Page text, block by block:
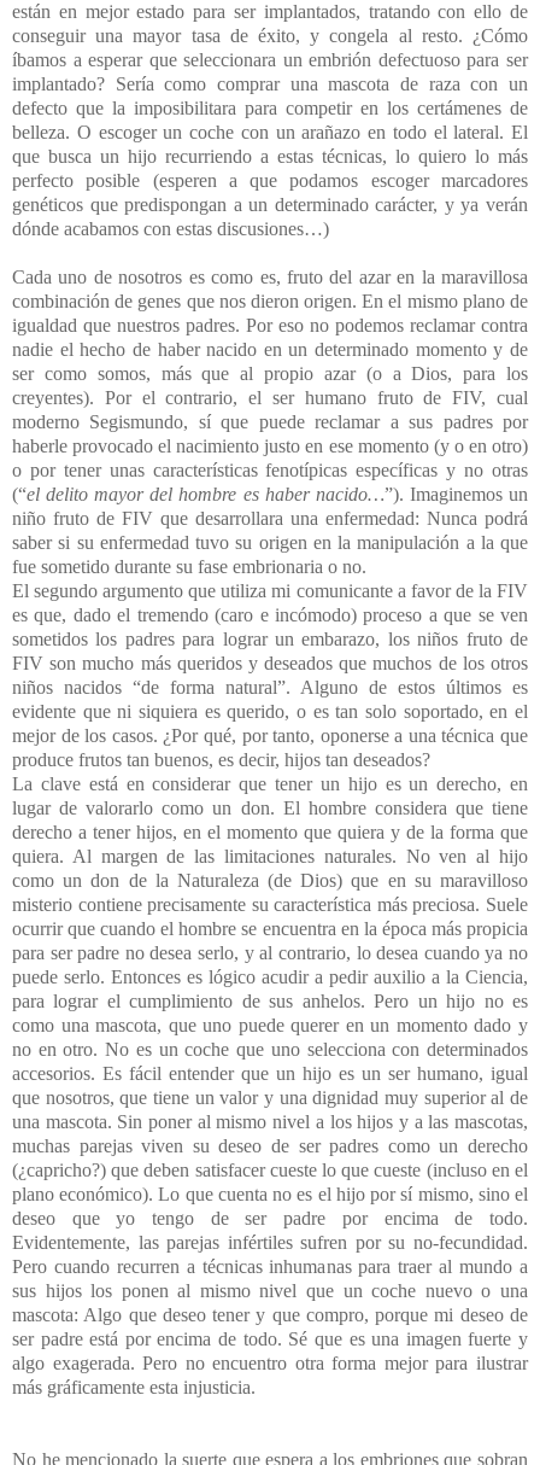
están en mejor estado para ser implantados, tratando con ello de
conseguir una mayor tasa de éxito, y congela al resto. ¿Cómo
íbamos a esperar que seleccionara un embrión defectuoso para ser
implantado? Sería como comprar una mascota de raza con un
defecto que la imposibilitara para competir en los certámenes de
belleza. O escoger un coche con un arañazo en todo el lateral. El
que busca un hijo recurriendo a estas técnicas, lo quiero lo más
perfecto posible (esperen a que podamos escoger marcadores
genéticos que predispongan a un determinado carácter, y ya verán
dónde acabamos con estas discusiones…)
Cada uno de nosotros es como es, fruto del azar en la maravillosa
combinación de genes que nos dieron origen. En el mismo plano de
igualdad que nuestros padres. Por eso no podemos reclamar contra
nadie el hecho de haber nacido en un determinado momento y de
ser como somos, más que al propio azar (o a Dios, para los
creyentes). Por el contrario, el ser humano fruto de FIV, cual
moderno Segismundo, sí que puede reclamar a sus padres por
haberle provocado el nacimiento justo en ese momento (y o en otro)
o por tener unas características fenotípicas específicas y no otras
(“el delito mayor del hombre es haber nacido…”). Imaginemos un
niño fruto de FIV que desarrollara una enfermedad: Nunca podrá
saber si su enfermedad tuvo su origen en la manipulación a la que
fue sometido durante su fase embrionaria o no.
El segundo argumento que utiliza mi comunicante a favor de la FIV
es que, dado el tremendo (caro e incómodo) proceso a que se ven
sometidos los padres para lograr un embarazo, los niños fruto de
FIV son mucho más queridos y deseados que muchos de los otros
niños nacidos “de forma natural”. Alguno de estos últimos es
evidente que ni siquiera es querido, o es tan solo soportado, en el
mejor de los casos. ¿Por qué, por tanto, oponerse a una técnica que
produce frutos tan buenos, es decir, hijos tan deseados?
La clave está en considerar que tener un hijo es un derecho, en
lugar de valorarlo como un don. El hombre considera que tiene
derecho a tener hijos, en el momento que quiera y de la forma que
quiera. Al margen de las limitaciones naturales. No ven al hijo
como un don de la Naturaleza (de Dios) que en su maravilloso
misterio contiene precisamente su característica más preciosa. Suele
ocurrir que cuando el hombre se encuentra en la época más propicia
para ser padre no desea serlo, y al contrario, lo desea cuando ya no
puede serlo. Entonces es lógico acudir a pedir auxilio a la Ciencia,
para lograr el cumplimiento de sus anhelos. Pero un hijo no es
como una mascota, que uno puede querer en un momento dado y
no en otro. No es un coche que uno selecciona con determinados
accesorios. Es fácil entender que un hijo es un ser humano, igual
que nosotros, que tiene un valor y una dignidad muy superior al de
una mascota. Sin poner al mismo nivel a los hijos y a las mascotas,
muchas parejas viven su deseo de ser padres como un derecho
(¿capricho?) que deben satisfacer cueste lo que cueste (incluso en el
plano económico). Lo que cuenta no es el hijo por sí mismo, sino el
deseo que yo tengo de ser padre por encima de todo.
Evidentemente, las parejas infértiles sufren por su no-fecundidad.
Pero cuando recurren a técnicas inhumanas para traer al mundo a
sus hijos los ponen al mismo nivel que un coche nuevo o una
mascota: Algo que deseo tener y que compro, porque mi deseo de
ser padre está por encima de todo. Sé que es una imagen fuerte y
algo exagerada. Pero no encuentro otra forma mejor para ilustrar
más gráficamente esta injusticia.
No he mencionado la suerte que espera a los embriones que sobran